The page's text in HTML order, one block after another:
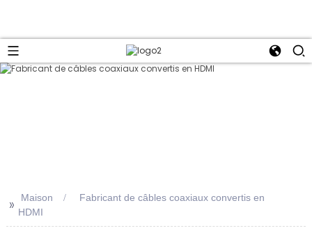
>> Maison
Fabricant de câbles coaxiaux convertis en
HDMI